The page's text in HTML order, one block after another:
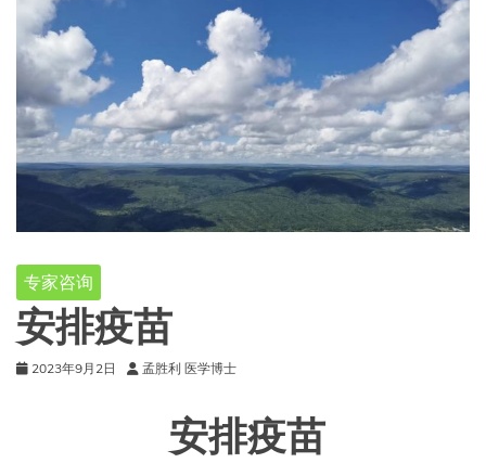
专家咨询
安排疫苗
2023年9月2日 孟胜利 医学博士
安排疫苗